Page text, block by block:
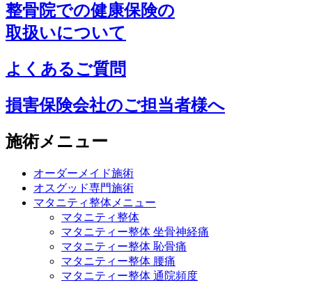
整骨院での健康保険の
取扱いについて
よくあるご質問
損害保険会社のご担当者様へ
施術メニュー
オーダーメイド施術
オスグッド専門施術
マタニティ整体メニュー
マタニティ整体
マタニティー整体 坐骨神経痛
マタニティー整体 恥骨痛
マタニティー整体 腰痛
マタニティー整体 通院頻度